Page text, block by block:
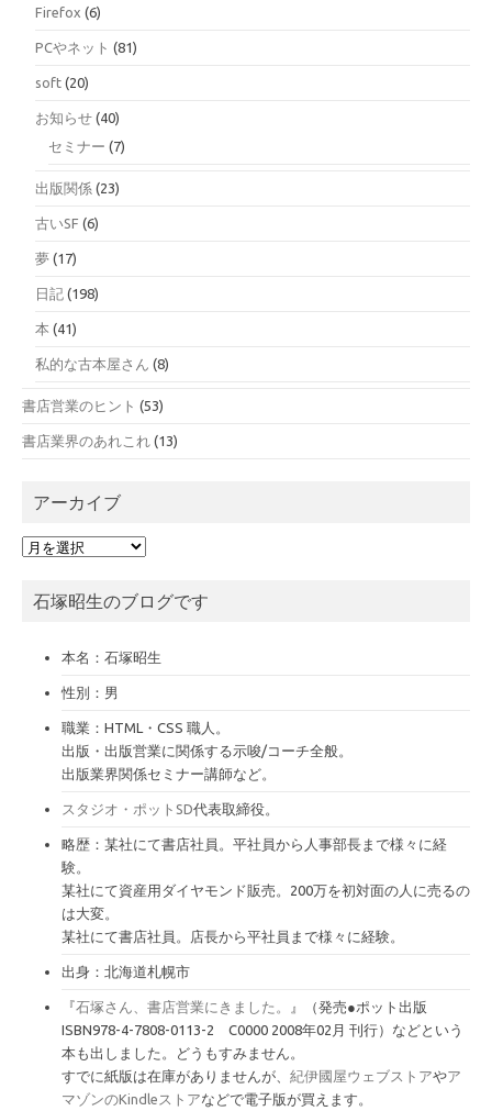
Firefox (6)
PCやネット (81)
soft (20)
お知らせ (40)
セミナー (7)
出版関係 (23)
古いSF (6)
夢 (17)
日記 (198)
本 (41)
私的な古本屋さん (8)
書店営業のヒント (53)
書店業界のあれこれ (13)
アーカイブ
ア
イ石塚昭生のブログです
本名：石塚昭生
性別：男
職業：HTML・CSS 職人。
出版・出版営業に関係する示唆/コーチ全般。
出版業界関係セミナー講師など。
スタジオ・ポットSD代表取締役。
略歴：某社にて書店社員。平社員から人事部長まで様々に経
験。
某社にて資産用ダイヤモンド販売。200万を初対面の人に売るの
は大変。
某社にて書店社員。店長から平社員まで様々に経験。
出身：北海道札幌市
『石塚さん、書店営業にきました。
』（発売●ポット出版
ISBN978-4-7808-0113-2 C0000 2008年02月 刊行）などという
本も出しました。どうもすみません。
すでに紙版は在庫がありませんが、 紀伊國屋ウェブストアやア
マゾンのKindleストアなどで電子版が買えます。